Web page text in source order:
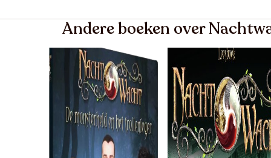
Andere boeken over